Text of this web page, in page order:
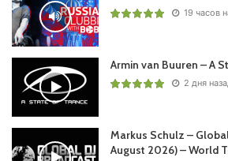
Пользовательская оценка:
19 часов
Armin van Buuren – A
2 дня
Markus Schulz –
August 2026) – World